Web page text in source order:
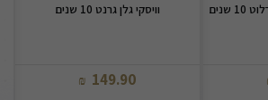
וויסקי ברוכלאדי פורט שארלוט 10 שנים
וויסקי גלן גרנט 10 שנים
149.90
₪